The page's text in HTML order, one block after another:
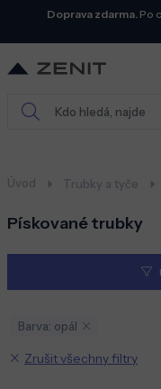
Doprava zdarma.Po
Úvod Trubky a tyče
Pískované trubky
Barva: opál
Zrušit všechny filtry